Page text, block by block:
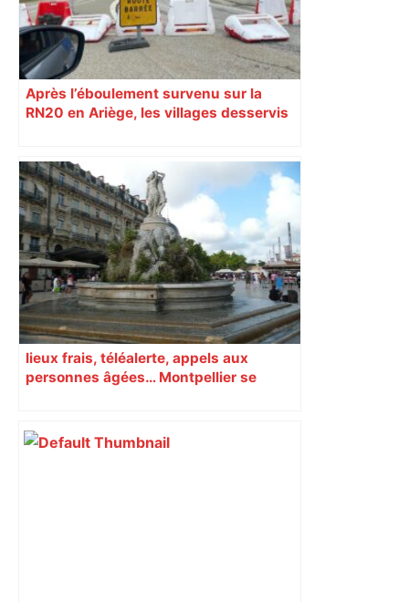
Après l’éboulement survenu sur la
RN20 en Ariège, les villages desservis
lieux frais, téléalerte, appels aux
personnes âgées… Montpellier se